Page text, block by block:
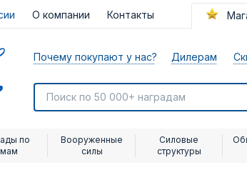
О компании Контакты
Почему покупают у нас? Дилерам
по
Вооруженные
силы
Силовые
структуры